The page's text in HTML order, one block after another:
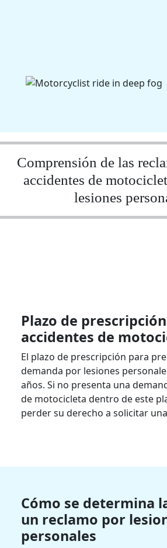
Comprensión de las
accidentes de
lesiones
Plazo de
accidentes de
El plazo de prescripción para
demanda por lesiones
años. Si no presenta una
de motocicleta dentro de este
perder su derecho a solicitar
Cómo se determina
un reclamo por
personales